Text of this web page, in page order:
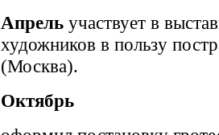
Апрель участвует в
художников в пользу
(Москва).
Октябрь